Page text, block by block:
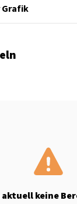
Grafik
aktuell keine